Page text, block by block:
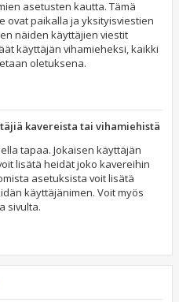
asetusten kautta. Tämä
ovat paikalla ja yksityisviestien
näiden käyttäjien viestit
käyttäjän vihamieheksi, kaikki
oletuksena.
kavereista tai vihamiehistä
tapaa. Jokaisen käyttäjän
lisätä heidät joko kavereihin
asetuksista voit lisätä
käyttäjänimen. Voit myös
sivulta.